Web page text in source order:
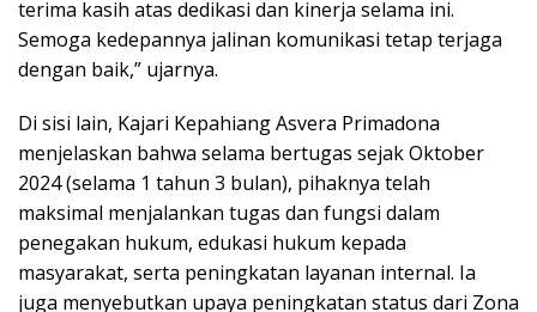
terima kasih atas dedikasi dan kinerja selama ini.
Semoga kedepannya jalinan komunikasi tetap terjaga
dengan baik,” ujarnya.
Di sisi lain, Kajari Kepahiang Asvera Primadona
menjelaskan bahwa selama bertugas sejak Oktober
2024 (selama 1 tahun 3 bulan), pihaknya telah
maksimal menjalankan tugas dan fungsi dalam
penegakan hukum, edukasi hukum kepada
masyarakat, serta peningkatan layanan internal. Ia
juga menyebutkan upaya peningkatan status dari Zona